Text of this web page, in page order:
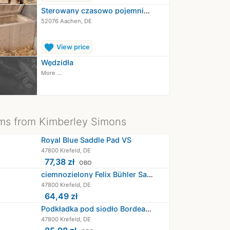
Sterowany czasowo pojemnik na siano
52076 Aachen, DE
favorite View price
Wędzidła
More ...
from Kimberley Simons
Royal Blue Saddle Pad VS
47800 Krefeld, DE
77,38 zł OBO
ciemnozielony Felix Bühler Saddle Pad DR
47800 Krefeld, DE
64,49 zł
Podkładka pod siodło Bordeaux Cotton…
47800 Krefeld, DE